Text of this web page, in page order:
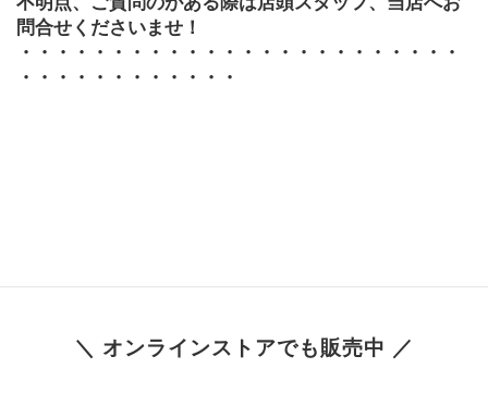
問合せくださいませ！
・・・・・・・・・・・・・・・・・・・・・・・・
・・・・・・・・・・・・
＼ オンラインストアでも販売中 ／